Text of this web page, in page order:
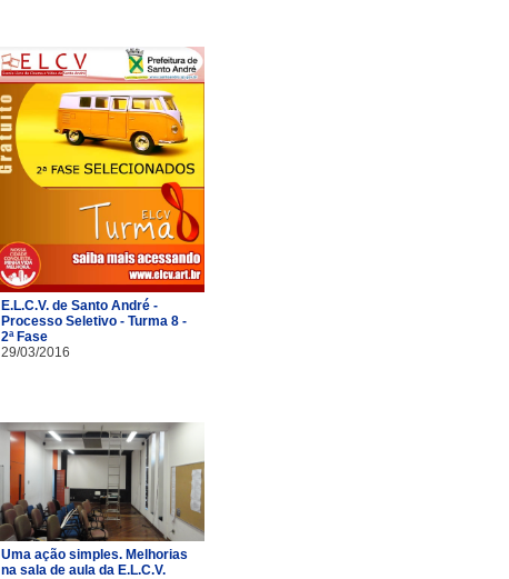
E.L.C.V. de Santo André -
Processo Seletivo - Turma 8 -
2ª Fase
29/03/2016
Uma ação simples. Melhorias
na sala de aula da E.L.C.V.